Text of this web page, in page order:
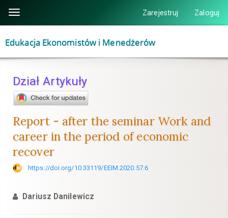
zawartości
strony
główna
Główna
Pasek
boczny
Toggle
navigation
Zarejestruj Zaloguj
Edukacja Ekonomistów i Menedżerów
Dział Artykuły
Report - after the seminar Work and
career in the period of economic
recover
https://doi.org/10.33119/EEIM.2020.57.6
Dariusz Danilewicz